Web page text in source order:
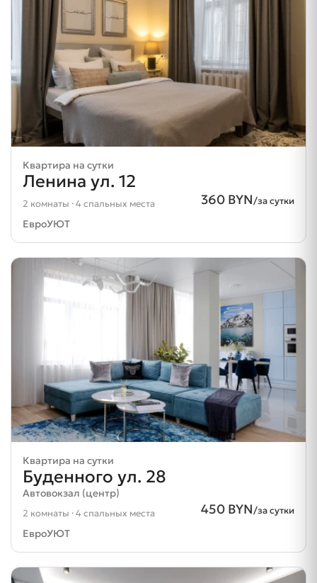
Квартира на сутки
Ленина ул. 12
360 BYN/за сутки
2 комнаты · 4 спальных места
ЕвроУЮТ
Квартира на сутки
Буденного ул. 28
Автовокзал (центр)
450 BYN/за сутки
2 комнаты · 4 спальных места
ЕвроУЮТ